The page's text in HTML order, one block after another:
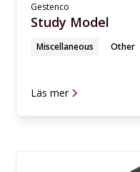
Gestenco
Study Model
Miscellaneous Other
Läs mer